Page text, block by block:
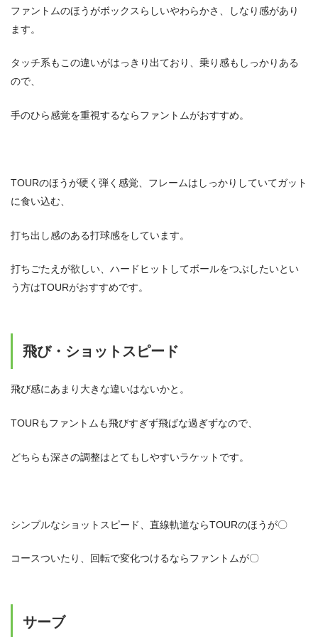
ファントムのほうがボックスらしいやわらかさ、しなり感があり
ます。
タッチ系もこの違いがはっきり出ており、乗り感もしっかりある
ので、
手のひら感覚を重視するならファントムがおすすめ。
TOURのほうが硬く弾く感覚、フレームはしっかりしていてガット
に食い込む、
打ち出し感のある打球感をしています。
打ちごたえが欲しい、ハードヒットしてボールをつぶしたいとい
う方はTOURがおすすめです。
飛び・ショットスピード
飛び感にあまり大きな違いはないかと。
TOURもファントムも飛びすぎず飛ばな過ぎずなので、
どちらも深さの調整はとてもしやすいラケットです。
シンプルなショットスピード、直線軌道ならTOURのほうが〇
コースついたり、回転で変化つけるならファントムが〇
サーブ